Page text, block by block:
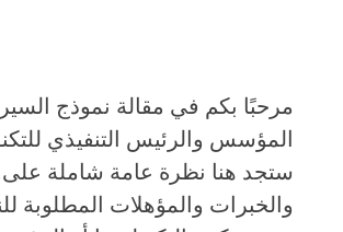
مرحبًا بكم في مقالة نموذج
المؤسس والرئيس التنفيذي
ستجد هنا نظرة عامة شاملة على
والخبرات والمؤهلات المطلوبة